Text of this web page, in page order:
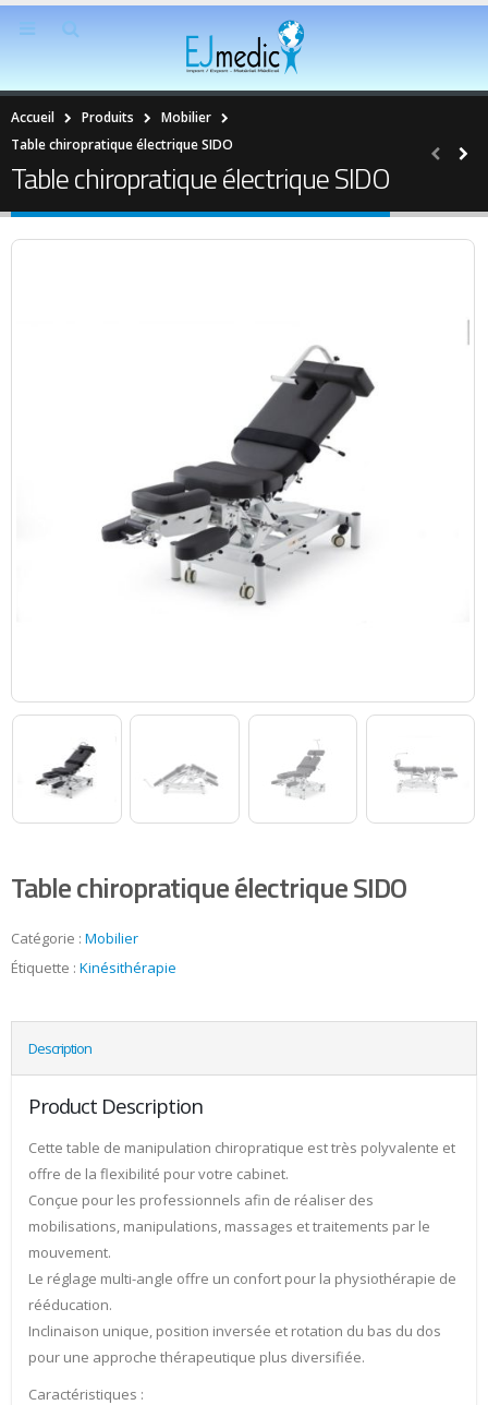
Accueil Produits
Mobilier
Table chiropratique électrique SIDO
Table chiropratique électrique SIDO
Table chiropratique électrique SIDO
Catégorie : Mobilier
Étiquette : Kinésithérapie
Description
Product Description
Cette table de manipulation chiropratique est très polyvalente et
offre de la flexibilité pour votre cabinet.
Conçue pour les professionnels afin de réaliser des
mobilisations, manipulations, massages et traitements par le
mouvement.
Le réglage multi-angle offre un confort pour la physiothérapie de
rééducation.
Inclinaison unique, position inversée et rotation du bas du dos
pour une approche thérapeutique plus diversifiée.
Caractéristiques :